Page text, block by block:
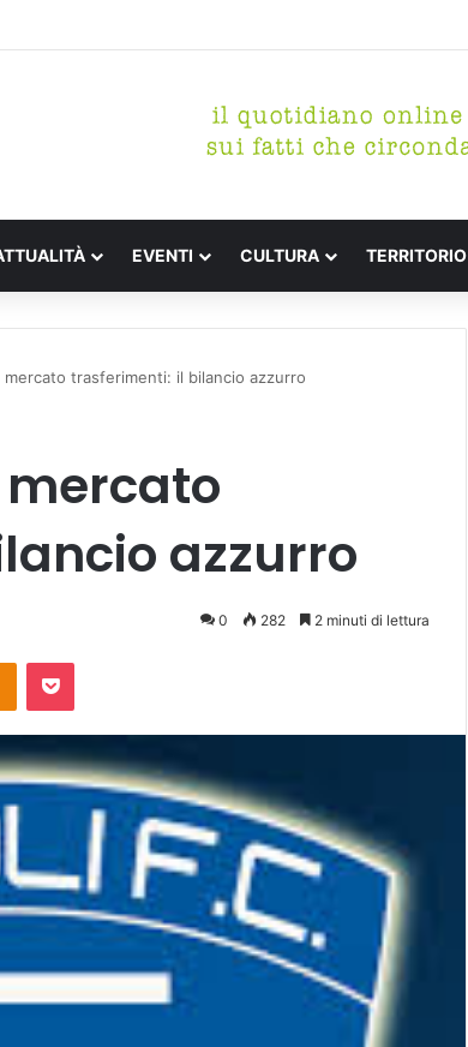
Festa de l’Unità Certaldo
EVENTI CULTURA TERRITORIO
mercato trasferimenti: il bilancio azzurro
mercato
azzurro
0 282 2 minuti di lettura